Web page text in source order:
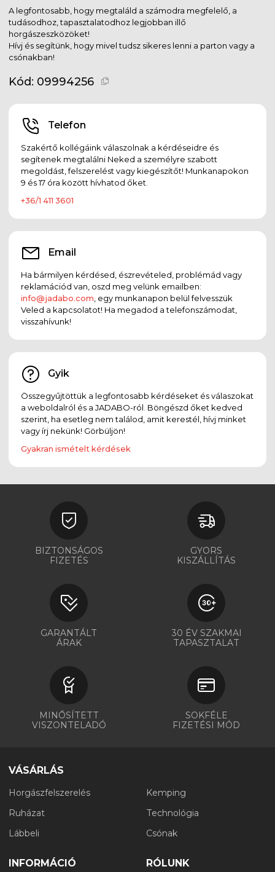
A legfontosabb, hogy megtaláld a számodra megfelelő, a
tudásodhoz, tapasztalatodhoz legjobban illő
horgászeszközöket!
Hívj és segítünk, hogy mivel tudsz sikeres lenni a parton vagy a
csónakban!
Kód: 09994256
Telefon
Szakértő kollégáink válaszolnak a kérdéseidre és
segítenek megtalálni Neked a személyre szabott
megoldást, felszerelést vagy kiegészítőt! Munkanapokon
9 és 17 óra között hívhatod őket.
+36/1 411 3601
Email
Ha bármilyen kérdésed, észrevételed, problémád vagy
reklamációd van, oszd meg velünk emailben:
info@jadabo.com , egy munkanapon belül felvesszük
Veled a kapcsolatot! Ha megadod a telefonszámodat,
visszahívunk!
Gyik
Összegyűjtöttük a legfontosabb kérdéseket és válaszokat
a weboldalról és a JADABO-ról. Böngészd őket kedved
szerint, ha esetleg nem találod, amit kerestél, hívj minket
vagy írj nekünk! Görbüljön!
Gyakran ismételt kérdések
BIZTONSÁGOS
FIZETÉS
GYORS
KISZÁLLÍTÁS
GARANTÁLT
ÁRAK
30 ÉV SZAKMAI
TAPASZTALAT
MINŐSÍTETT
VISZONTELADÓ
SOKFÉLE
FIZETÉSI MÓD
VÁSÁRLÁS
Horgászfelszerelés
Ruházat
Lábbeli
Kemping
Technológia
Csónak
INFORMÁCIÓ RÓLUNK